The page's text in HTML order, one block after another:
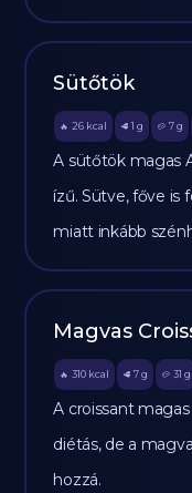
Sütőtök
🔥 26 kcal 🥩 1 g 🥔 7g
A sütőtök magas
ízű. Sütve, főve is
miatt inkább
Magvas
🔥 310 kcal 🥩 7 g 🥔 31 g
A croissant
diétás, de a
hozzá.